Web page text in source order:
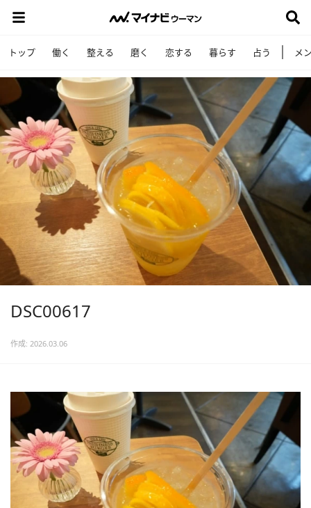
トップ 働く 整える 磨く 恋する 暮らす 占う メ
DSC00617
作成: 2026.03.06